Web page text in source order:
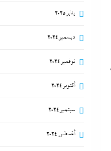
يناير 2025
ديسمبر 2024
نوفمبر 2024
أكتوبر 2024
سبتمبر 2024
أغسطس 2024